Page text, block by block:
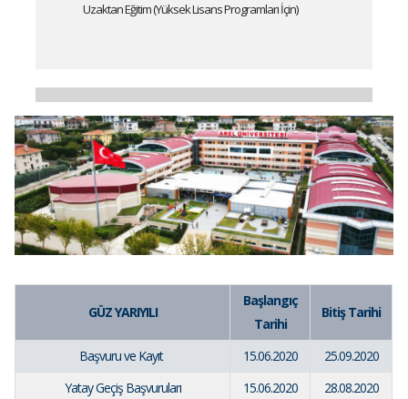
Uzaktan Eğitim (Yüksek Lisans Programları İçin)
GÜZ YARIYILI
Başlangıç
Tarihi
Bitiş Tarihi
Başvuru ve Kayıt 15.06.2020
25.09.2020
Yatay Geçiş Başvuruları
15.06.2020
28.08.2020